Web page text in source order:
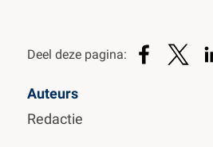
Auteurs
Redactie